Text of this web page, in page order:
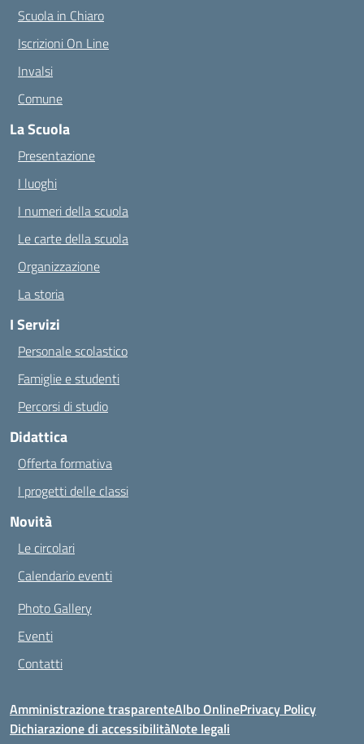
Scuola in Chiaro
Iscrizioni On Line
Invalsi
Comune
La Scuola
Presentazione
I luoghi
I numeri della scuola
Le carte della scuola
Organizzazione
La storia
I Servizi
Personale scolastico
Famiglie e studenti
Percorsi di studio
Didattica
Offerta formativa
I progetti delle classi
Novità
Le circolari
Calendario eventi
Photo Gallery
Eventi
Contatti
Amministrazione trasparenteAlbo OnlinePrivacy Policy
Dichiarazione di accessibilitàNote legali